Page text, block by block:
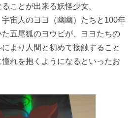
ことが出来る妖怪少女。
宙人のヨヨ（幽幽）たちと100年
五尾狐のヨウビが、ヨヨたちの
より人間と初めて接触すること
れを抱くようになるといったお